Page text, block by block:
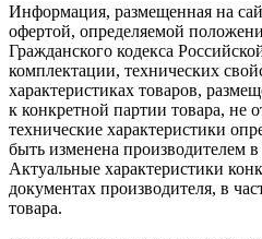
Информация, размещенная на
офертой, определяемой
Гражданского кодекса
комплектации, технических
характеристиках товаров,
к конкретной партии товара, не
технические характеристики
быть изменена производителем
Актуальные характеристики
документах производителя, в
товара.